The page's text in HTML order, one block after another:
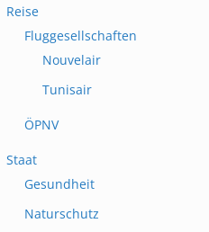
Reise
Fluggesellschaften
Nouvelair
Tunisair
ÖPNV
Staat
Gesundheit
Naturschutz